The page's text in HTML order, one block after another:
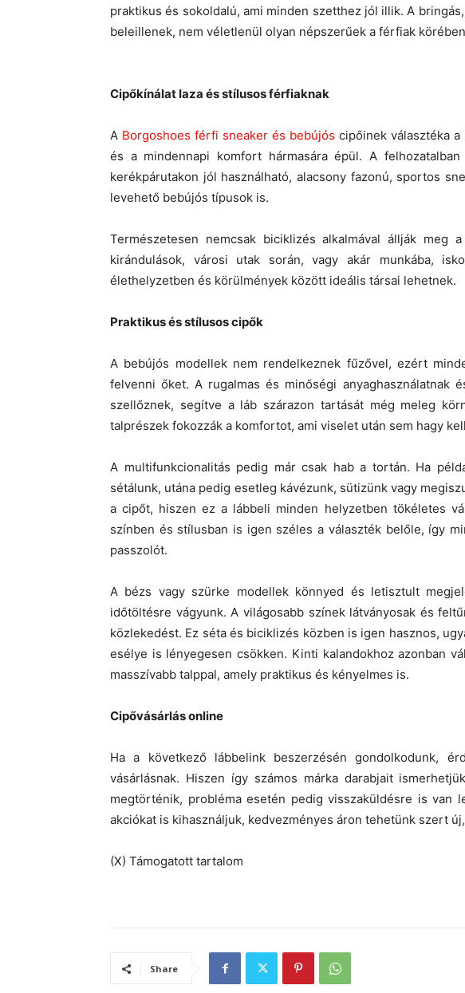
praktikus és sokoldalú, ami minden szetthez jól illik. A
beleillenek, nem véletlenül olyan népszerűek a férfiak
Cipőkínálat laza és stílusos férfiaknak
A Borgoshoes férfi sneaker és bebújós cipőinek választéka
és a mindennapi komfort hármasára épül. A
kerékpárutakon jól használható, alacsony fazonú, sportos
levehető bebújós típusok is.
Természetesen nemcsak biciklizés alkalmával állják meg
kirándulások, városi utak során, vagy akár munkába,
élethelyzetben és körülmények között ideális társai lehetnek.
Praktikus és stílusos cipők
A bebújós modellek nem rendelkeznek fűzővel, ezért
felvenni őket. A rugalmas és minőségi anyaghasználatnak
szellőznek, segítve a láb szárazon tartását még meleg
talprészek fokozzák a komfortot, ami viselet után sem hagy
A multifunkcionalitás pedig már csak hab a tortán. Ha
sétálunk, utána pedig esetleg kávézunk, sütizünk vagy
a cipőt, hiszen ez a lábbeli minden helyzetben tökéletes
színben és stílusban is igen széles a választék belőle, így
passzolót.
A bézs vagy szürke modellek könnyed és letisztult
időtöltésre vágyunk. A világosabb színek látványosak és
közlekedést. Ez séta és biciklizés közben is igen hasznos,
esélye is lényegesen csökken. Kinti kalandokhoz azonban
masszívabb talppal, amely praktikus és kényelmes is.
Cipővásárlás online
Ha a következő lábbelink beszerzésén gondolkodunk,
vásárlásnak. Hiszen így számos márka darabjait
megtörténik, probléma esetén pedig visszaküldésre is van
akciókat is kihasználjuk, kedvezményes áron tehetünk szert
(X) Támogatott tartalom
Share